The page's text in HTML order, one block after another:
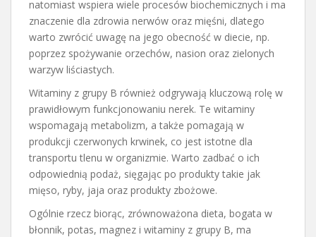
natomiast wspiera wiele procesów biochemicznych i ma
znaczenie dla zdrowia nerwów oraz mięśni, dlatego
warto zwrócić uwagę na jego obecność w diecie, np.
poprzez spożywanie orzechów, nasion oraz zielonych
warzyw liściastych.
Witaminy z grupy B również odgrywają kluczową rolę w
prawidłowym funkcjonowaniu nerek. Te witaminy
wspomagają metabolizm, a także pomagają w
produkcji czerwonych krwinek, co jest istotne dla
transportu tlenu w organizmie. Warto zadbać o ich
odpowiednią podaż, sięgając po produkty takie jak
mięso, ryby, jaja oraz produkty zbożowe.
Ogólnie rzecz biorąc, zrównoważona dieta, bogata w
błonnik, potas, magnez i witaminy z grupy B, ma